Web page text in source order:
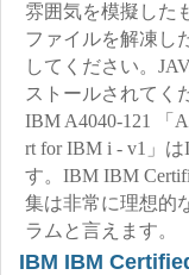
雰囲気を模擬した
ファイルを解凍し
してください。
ストールされてく
IBM A4040-121 「
rt for IBM i - v1」
す。IBM IBM
集は非常に理想的
ラムと言えます。
IBM IBM